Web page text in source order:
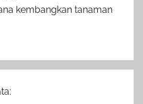
kembangkan tanaman